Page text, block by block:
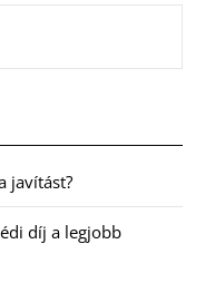
javítást?
díj a legjobb